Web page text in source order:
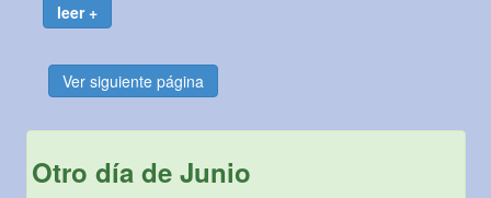
leer +
Ver siguiente página
Otro día de Junio